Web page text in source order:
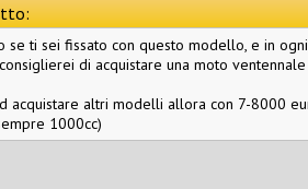
se ti sei fissato con questo modello, e in
di acquistare una moto
acquistare altri modelli allora con 7-8000
1000cc)